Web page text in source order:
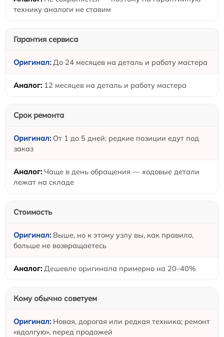
технику аналоги не ставим
Гарантия сервиса
До 24 месяцев на деталь и работу мастера
12 месяцев на деталь и работу мастера
Срок ремонта
От 1 до 5 дней: редкие позиции едут под
заказ
Чаще в день обращения — ходовые детали
лежат на складе
Стоимость
Выше, но к этому узлу вы, как правило,
больше не возвращаетесь
Дешевле оригинала примерно на 20–40%
Кому обычно советуем
Новая, дорогая или редкая техника; ремонт
«вдолгую», перед продажей